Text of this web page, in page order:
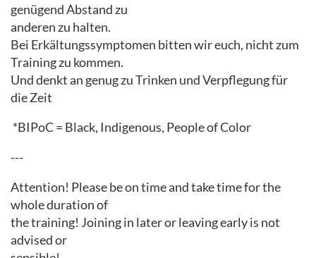
genügend Abstand zu
anderen zu halten.
Bei Erkältungssymptomen bitten wir euch, nicht zum
Training zu kommen.
Und denkt an genug zu Trinken und Verpflegung für
die Zeit
*BIPoC = Black, Indigenous, People of Color
---
Attention! Please be on time and take time for the
whole duration of
the training! Joining in later or leaving early is not
advised or